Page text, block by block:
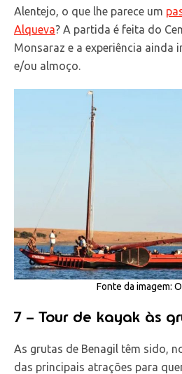
Alentejo, o que lhe parece um
Alqueva? A partida é feita do
Monsaraz e a experiência ainda
e/ou almoço.
Fonte da imagem:
7 – Tour de kayak às
As grutas de Benagil têm sido,
das principais atrações para